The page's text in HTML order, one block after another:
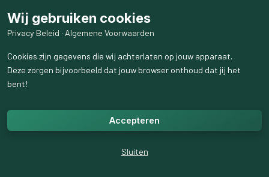
Wanneer SaulDavidzoudoden,
zouhijdaarmeeookzondigentegenGod.
→Wanneerjijiemandkwaaddoet,zondigjeook tegenGod.
→Jehebt Godszegenalsjegoedvoorje naasten bent.
Wij gebruiken cookies
Privacy Beleid · Algemene Voorwaarden
Cookies zijn gegevens die wij achterlaten op jouw apparaat.
Deze zorgen bijvoorbeeld dat jouw browser onthoud dat jij het
bent!
Accepteren
Sluiten